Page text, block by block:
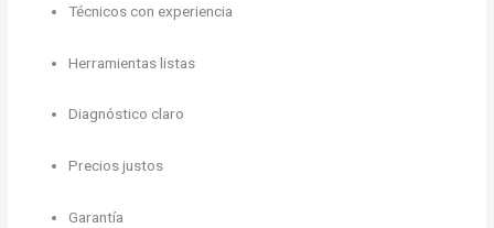
Técnicos con experiencia
Herramientas listas
Diagnóstico claro
Precios justos
Garantía